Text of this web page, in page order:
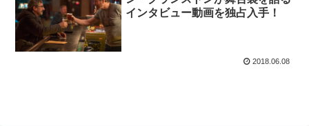
インタビュー動画を独占入手！
2018.06.08